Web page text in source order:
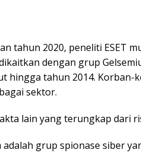
tahun 2020, peneliti ESET
dengan grup
hingga tahun 2014. Korban-
sektor.
lain yang terungkap dari
adalah grup spionase siber